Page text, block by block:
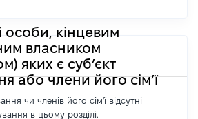
кінцевим
власником
яких є суб’єкт
або члени його сім’ї
чи членів його сім'ї відсутні
в цьому розділі.